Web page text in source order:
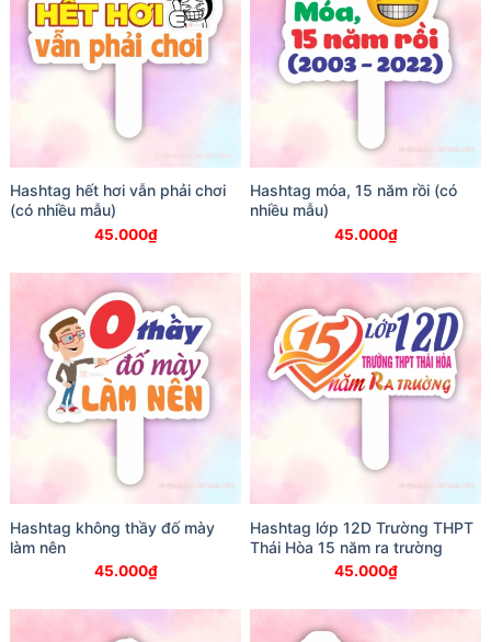
Hashtag hết hơi vẫn phải chơi
(có nhiều mẫu)
45.000₫
Hashtag móa, 15 năm rồi (có
nhiều mẫu)
45.000₫
Hashtag không thầy đố mày
làm nên
45.000₫
Hashtag lớp 12D Trường THPT
Thái Hòa 15 năm ra trường
45.000₫